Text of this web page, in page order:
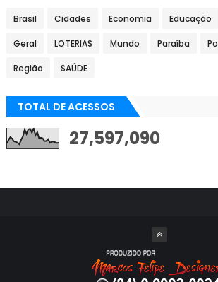
Brasil Cidades Economia Educação
Geral LOTERIAS Mundo Paraíba
Região SAÚDE
TOTAL DE ACESSOS
27,597,090